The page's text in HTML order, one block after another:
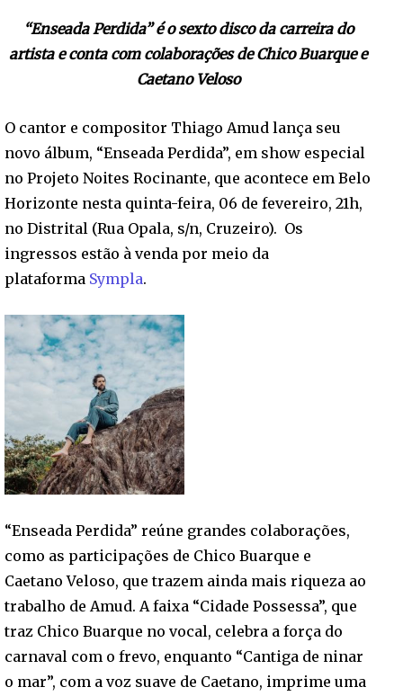
“Enseada Perdida” é o sexto disco da carreira do
artista e conta com colaborações de Chico Buarque e
Caetano Veloso
O cantor e compositor Thiago Amud lança seu
novo álbum, “Enseada Perdida”, em show especial
no Projeto Noites Rocinante, que acontece em Belo
Horizonte nesta quinta-feira, 06 de fevereiro, 21h,
no Distrital (Rua Opala, s/n, Cruzeiro). Os
ingressos estão à venda por meio da
plataforma Sympla.
“Enseada Perdida” reúne grandes colaborações,
como as participações de Chico Buarque e
Caetano Veloso, que trazem ainda mais riqueza ao
trabalho de Amud. A faixa “Cidade Possessa”, que
traz Chico Buarque no vocal, celebra a força do
carnaval com o frevo, enquanto “Cantiga de ninar
o mar”, com a voz suave de Caetano, imprime uma